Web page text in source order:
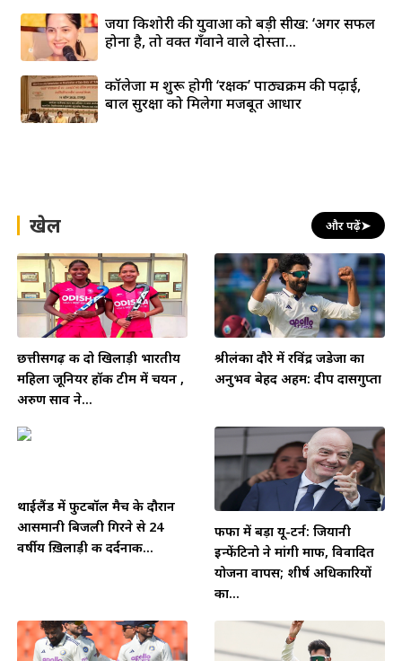
जया किशोरी की युवाओं को बड़ी सीख: ‘अगर सफल
होना है, तो वक्त गँवाने वाले दोस्तों...
कॉलेजों में शुरू होगी ‘रक्षक’ पाठ्यक्रम की पढ़ाई,
बाल सुरक्षा को मिलेगा मजबूत आधार
खेल और पढ़ें➤
छत्तीसगढ़ की दो खिलाड़ी भारतीय
महिला जूनियर हॉकी टीम में चयन ,
अरुण साव ने...
श्रीलंका दौरे में रविंद्र जडेजा का
अनुभव बेहद अहम: दीप दासगुप्ता
थाईलैंड में फुटबॉल मैच के दौरान
आसमानी बिजली गिरने से 24
वर्षीय ख़िलाड़ी की दर्दनाक...
फीफा में बड़ा यू-टर्न: जियानी
इन्फेंटिनो ने मांगी माफी, विवादित
योजना वापस; शीर्ष अधिकारियों
का...